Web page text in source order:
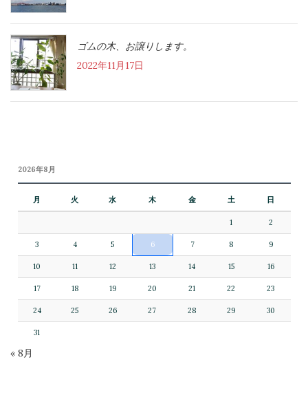
ゴムの木、お譲りします。
2022年11月17日
2026年8月
月 火 水 木 金 土 日
1 2
3 4 5 6 7 8 9
10 11 12 13 14 15 16
17 18 19 20 21 22 23
24 25 26 27 28 29 30
31
« 8月